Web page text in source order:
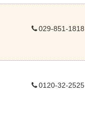
029-851-1818
0120-32-2525